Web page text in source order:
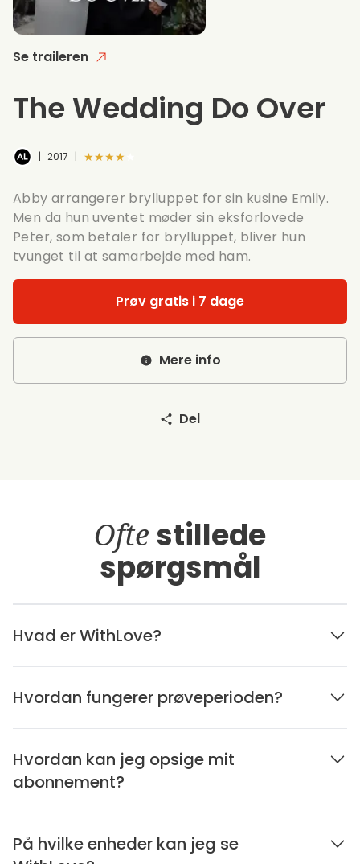
Se traileren
The Wedding Do Over
| 2017 | ★★★★★
Abby arrangerer brylluppet for sin kusine Emily.
Men da hun uventet møder sin eksforlovede
Peter, som betaler for brylluppet, bliver hun
tvunget til at samarbejde med ham.
Prøv gratis i 7 dage
Mere info
Del
Ofte stillede
spørgsmål
Hvad er WithLove?
Hvordan fungerer prøveperioden?
Hvordan kan jeg opsige mit
abonnement?
På hvilke enheder kan jeg se